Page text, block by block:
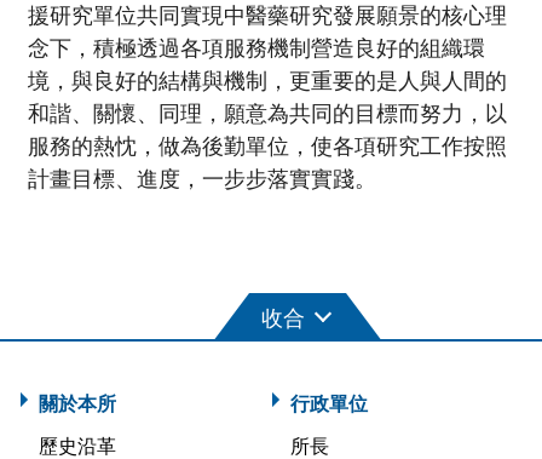
援研究單位共同實現中醫藥研究發展願景的核心理
念下，積極透過各項服務機制營造良好的組織環
境，與良好的結構與機制，更重要的是人與人間的
和諧、關懷、同理，願意為共同的目標而努力，以
服務的熱忱，做為後勤單位，使各項研究工作按照
計畫目標、進度， 一步步落實實踐。
關於本所
歷史沿革
行政單位
所長